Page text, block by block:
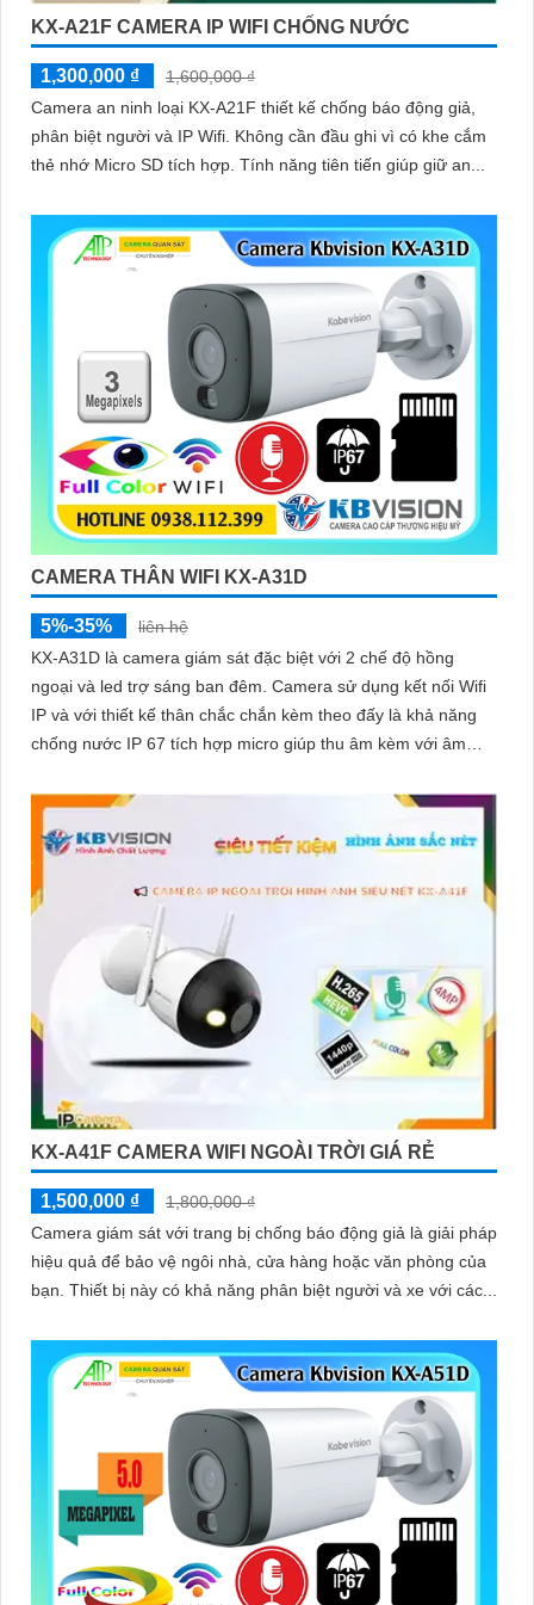
KX-A21F CAMERA IP WIFI CHỐNG NƯỚC
1,300,000 ₫
1,600,000 ₫
Camera an ninh loại KX-A21F thiết kế chống báo động giả,
phân biệt người và IP Wifi. Không cần đầu ghi vì có khe cắm
thẻ nhớ Micro SD tích hợp. Tính năng tiên tiến giúp giữ an...
CAMERA THÂN WIFI KX-A31D
5%-35%
liên hệ
KX-A31D là camera giám sát đặc biệt với 2 chế độ hồng
ngoại và led trợ sáng ban đêm. Camera sử dụng kết nối Wifi
IP và với thiết kế thân chắc chắn kèm theo đấy là khả năng
chống nước IP 67 tích hợp micro giúp thu âm kèm với âm
KX-A41F CAMERA WIFI NGOÀI TRỜI GIÁ RẺ
1,500,000 ₫
1,800,000 ₫
Camera giám sát với trang bị chống báo động giả là giải pháp
hiệu quả để bảo vệ ngôi nhà, cửa hàng hoặc văn phòng của
bạn. Thiết bị này có khả năng phân biệt người và xe với các...